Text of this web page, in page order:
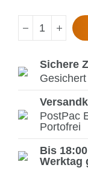
Sichere
PostPac
Portofrei
Bis
Werktag